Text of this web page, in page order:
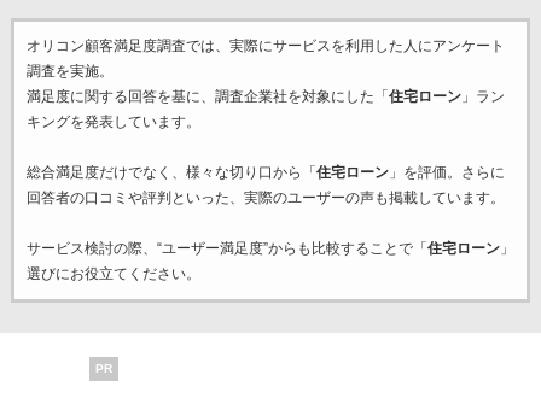
オリコン顧客満足度調査では、実際にサービスを利用した 人にアンケート
調査を実施。
満足度に関する回答を基に、調査企業社を対象にした「 住宅ローン」ラン
キングを発表しています。
総合満足度だけでなく、様々な切り口から「 住宅ローン」を評価。さらに
回答者の口コミや評判といった、実際のユーザーの声も掲載しています。
サービス検討の際、“ユーザー満足度”からも比較することで「 住宅ローン」
選びにお役立てください。
PR